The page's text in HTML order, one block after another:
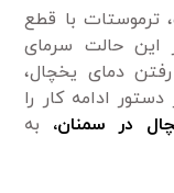
ترموستات با قطع
این حالت سرمای
دمای یخچال،
ادامه کار را
در سمنان، به